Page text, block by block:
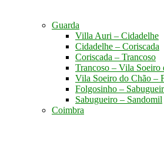
Guarda
Villa Auri – Cidadelhe
Cidadelhe – Coriscada
Coriscada – Trancoso
Trancoso – Vila Soeiro
Vila Soeiro do Chão –
Folgosinho –
Sabugueiro – Sandomil
Coimbra